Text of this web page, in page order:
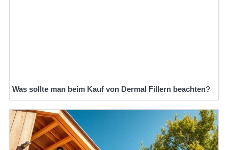
Was sollte man beim Kauf von Dermal Fillern beachten?